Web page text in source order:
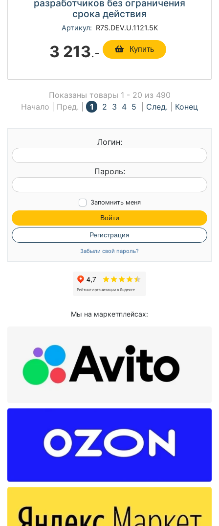
разработчиков без ограничения
срока действия
Артикул: R7S.DEV.U.1121.5К
3 213.- Купить
Показаны товары 1 - 20 из 490
Начало | Пред. | 1 2 3 4 5 След. Конец
Логин:
Пароль:
Запомнить меня
Войти
Регистрация
Забыли свой пароль?
Мы на маркетплейсах: